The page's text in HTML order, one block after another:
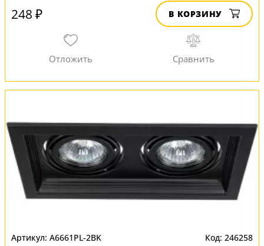
248 ₽ В КОРЗИНУ
A6661PL-2BK 246258